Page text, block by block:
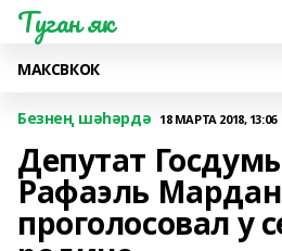
Туган як
МАКСВКОК
Безнең шәһәрдә 18 МАРТА 2018, 13:06
Депутат
Рафаэль
проголосовал у